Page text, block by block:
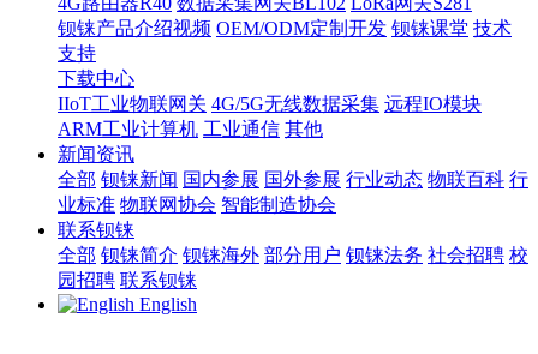
钡铼产品介绍视频 OEM/ODM定制开发 钡铼课堂 技术
支持
下载中心
IIoT工业物联网关 4G/5G无线数据采集 远程IO模块
ARM工业计算机 工业通信 其他
新闻资讯
全部 钡铼新闻 国内参展 国外参展 行业动态 物联百科 行
业标准 物联网协会 智能制造协会
联系钡铼
全部 钡铼简介 钡铼海外 部分用户 钡铼法务 社会招聘 校
园招聘 联系钡铼
English